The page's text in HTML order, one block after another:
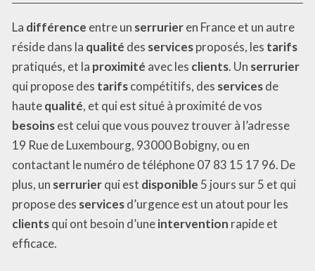
La différence entre un serrurieren France et un autre
réside dans la qualité des servicesproposés, les tarifs
pratiqués, et la proximité avec les clients. Un serrurier
qui propose des tarifscompétitifs, des servicesde
hautequalité, et qui est situé à proximité de vos
besoinsest celui que vous pouvez trouver à l’adresse
19 Rue de Luxembourg, 93000 Bobigny, ou en
contactant le numéro de téléphone 07 83 15 17 96. De
plus, un serrurierqui est disponible 5 jours sur 5 et qui
propose des servicesd’urgence est un atout pour les
clientsqui ont besoin d’uneintervention rapide et
efficace.